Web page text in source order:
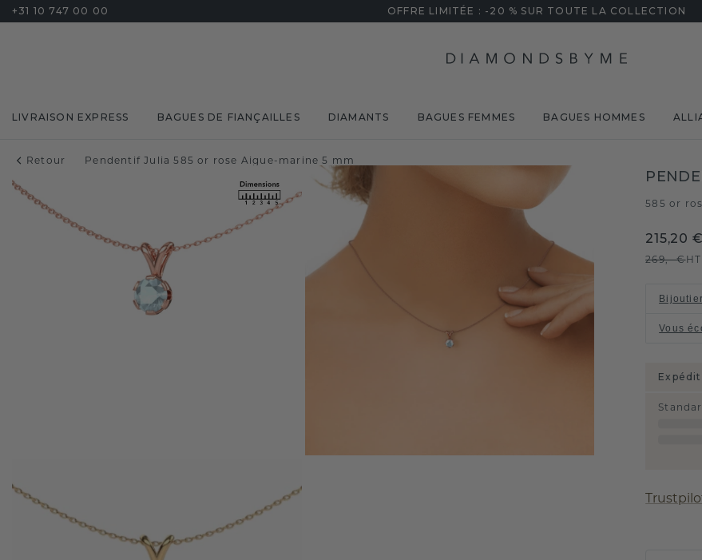
+31 10 747 00 00 OFFRE LIMITÉE : -20 % SUR TOUTE LA COLLECTION
LIVRAISON EXPRESS BAGUES DE FIANÇAILLES DIAMANTS BAGUES FEMMES BAGUES HOMMES
Retour Pendentif Julia 585 or rose Aigue-marine 5 mm
585 or
215,20 €
269,- €
Vous